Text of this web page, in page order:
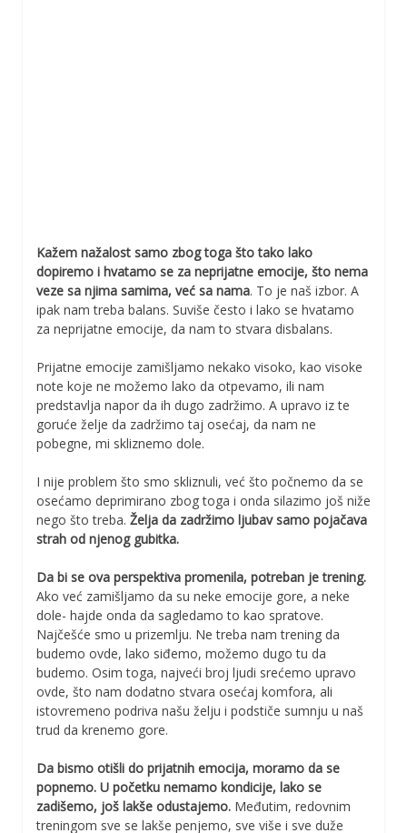
Kažem nažalost samo zbog toga što tako lako
dopiremo i hvatamo se za neprijatne emocije, što nema
veze sa njima samima, već sa nama. To je naš izbor. A
ipak nam treba balans. Suviše često i lako se hvatamo
za neprijatne emocije, da nam to stvara disbalans.
Prijatne emocije zamišljamo nekako visoko, kao visoke
note koje ne možemo lako da otpevamo, ili nam
predstavlja napor da ih dugo zadržimo. A upravo iz te
goruće želje da zadržimo taj osećaj, da nam ne
pobegne, mi skliznemo dole.
I nije problem što smo skliznuli, već što počnemo da se
osećamo deprimirano zbog toga i onda silazimo još niže
nego što treba. Želja da zadržimo ljubav samo pojačava
strah od njenog gubitka.
Da bi se ova perspektiva promenila, potreban je trening.
Ako već zamišljamo da su neke emocije gore, a neke
dole- hajde onda da sagledamo to kao spratove.
Najčešće smo u prizemlju. Ne treba nam trening da
budemo ovde, lako siđemo, možemo dugo tu da
budemo. Osim toga, najveći broj ljudi srećemo upravo
ovde, što nam dodatno stvara osećaj komfora, ali
istovremeno podriva našu želju i podstiče sumnju u naš
trud da krenemo gore.
Da bismo otišli do prijatnih emocija, moramo da se
popnemo. U početku nemamo kondicije, lako se
zadišemo, još lakše odustajemo. Međutim, redovnim
treningom sve se lakše penjemo, sve više i sve duže